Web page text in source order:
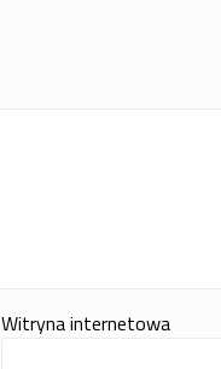
Witryna internetowa